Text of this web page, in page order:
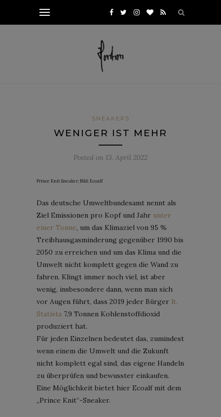
SNEAKERS
WENIGER IST MEHR
Posted on 13. April 2022
Prince Knit Sneaker; Bild: Ecoalf
Das deutsche Umweltbundesamt nennt als
Ziel Emissionen pro Kopf und Jahr unter
einer Tonne, um das Klimaziel von 95 %
Treibhausgasminderung gegenüber 1990 bis
2050 zu erreichen und um das Klima und die
Umwelt nicht komplett gegen die Wand zu
fahren. Klingt immer noch viel, ist aber
wenig, insbesondere dann, wenn man sich
vor Augen führt, dass 2019 jeder Bürger lt.
Statista 7,9 Tonnen Kohlenstoffdioxid
produziert hat.
Für jeden Einzelnen bedeutet das, zumindest
wenn einem die Umwelt und die Zukunft
nicht komplett egal sind, das eigene Handeln
zu überprüfen und bewusster einkaufen.
Eine Möglichkeit bietet hier Ecoalf mit dem
„Prince Knit“-Sneaker.